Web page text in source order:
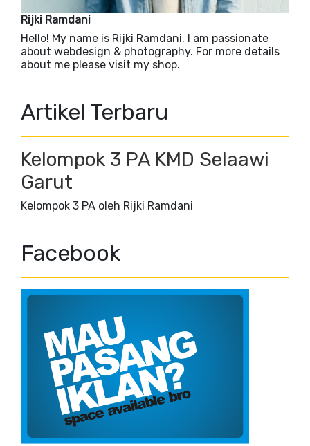
Rijki Ramdani
Hello! My name is Rijki Ramdani. I am passionate
about webdesign & photography. For more details
about me please visit my shop.
Artikel Terbaru
Kelompok 3 PA KMD Selaawi
Garut
Kelompok 3 PA oleh Rijki Ramdani
Facebook